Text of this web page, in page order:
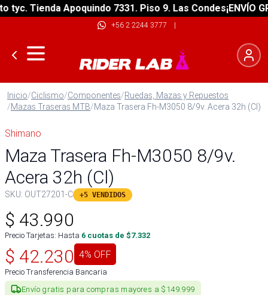
Tienda Apoquindo 7331. Piso 9. Las Condes¡ENVÍO
+56 2 2244 3777 |
Inicio/Ciclismo/Componentes/Ruedas, Mazas y Repuestos
/Mazas Traseras MTB/Maza Trasera Fh-M3050 8/9v. Acera 32h (Cl)
Shimano
Maza Trasera Fh-M3050 8/9v.
Acera 32h (Cl)
SKU: OUT27201-C +5 VENDIDOS
$ 43.990
Precio Tarjetas: Hasta 6 cuotas de $7.332
$ 42.230 4% OFF
Precio Transferencia Bancaria
Envío gratis para compras mayores a $149.999